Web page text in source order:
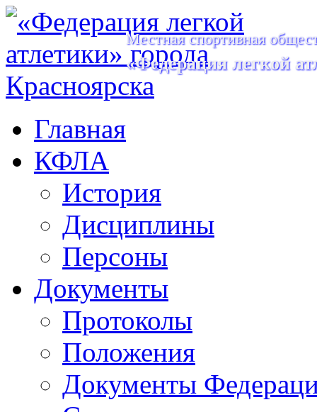
Местная спортивная
«Федерация легкой
Главная
КФЛА
История
Дисциплины
Персоны
Документы
Протоколы
Положения
Документы